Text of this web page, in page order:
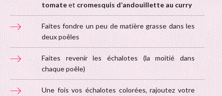
tomateet cromesquis d’andouillette au curry
Faites fondre un peu de matière grasse dans les
deux poêles
Faites revenir les échalotes (la moitié dans
chaque poêle)
Une fois vos échalotes colorées, rajoutez votre